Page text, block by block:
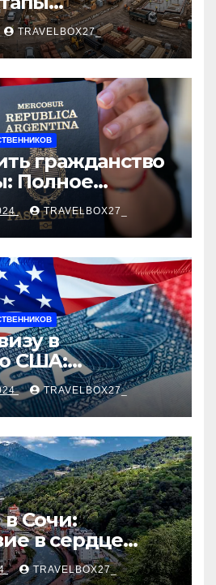
проверка
сценарии
сделки и
TRAVELBOX27_
гражданство
Полное
TRAVELBOX27_
в
США:
руководство
TRAVELBOX27_
в Сочи:
в сердце
курорта
TRAVELBOX27_